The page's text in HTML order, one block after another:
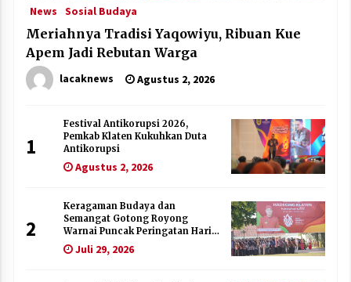
News Sosial Budaya
Meriahnya Tradisi Yaqowiyu, Ribuan Kue
Apem Jadi Rebutan Warga
lacaknews Agustus 2, 2026
1
Festival Antikorupsi 2026,
Pemkab Klaten Kukuhkan Duta
Antikorupsi
Agustus 2, 2026
2
Keragaman Budaya dan
Semangat Gotong Royong
Warnai Puncak Peringatan Hari
Jadi Klaten ke-222
Juli 29, 2026